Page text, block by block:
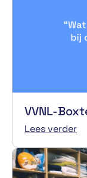
VVNL-
Lees verder